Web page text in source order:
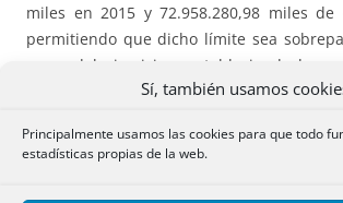
Sí, también usamos
Principalmente usamos las cookies para que todo
estadísticas propias de la web.
miles en 2015 y 72.958.280,98 miles de
permitiendo que dicho límite sea
curso del ejercicio y estableciendo los
quedará automáticamente revisado.
– El importe autorizado deDeuda para